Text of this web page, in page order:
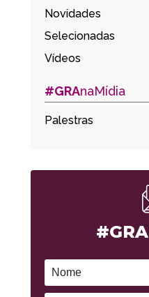
Novidades
Selecionadas
Vídeos
#GRAnaMídia
Palestras
#GRA